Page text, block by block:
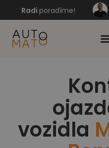
Radi poradíme!
vozidla